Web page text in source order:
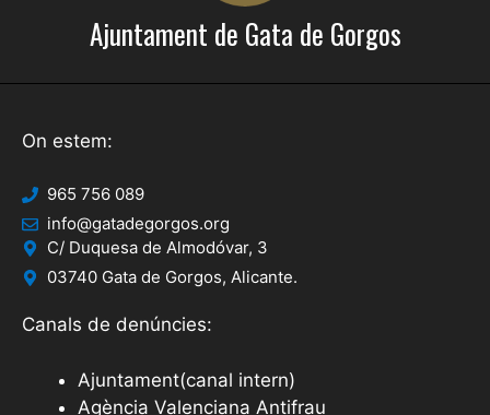
Ajuntament de Gata de Gorgos
On estem:
965 756 089
info@gatadegorgos.org
C/ Duquesa de Almodóvar, 3
03740 Gata de Gorgos, Alicante.
Canals de denúncies:
Ajuntament(canal intern)
Agència Valenciana Antifrau